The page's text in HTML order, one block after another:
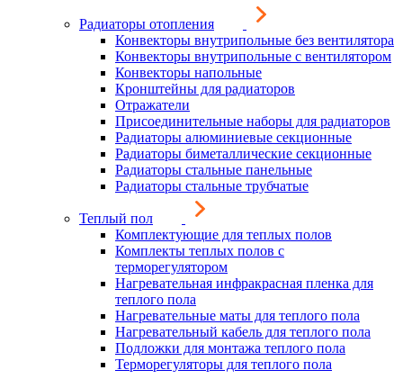
Радиаторы отопления
Конвекторы внутрипольные без вентилятора
Конвекторы внутрипольные с вентилятором
Конвекторы напольные
Кронштейны для радиаторов
Отражатели
Присоединительные наборы для радиаторов
Радиаторы алюминиевые секционные
Радиаторы биметаллические секционные
Радиаторы стальные панельные
Радиаторы стальные трубчатые
Теплый пол
Комплектующие для теплых полов
Комплекты теплых полов с
терморегулятором
Нагревательная инфракрасная пленка для
теплого пола
Нагревательные маты для теплого пола
Нагревательный кабель для теплого пола
Подложки для монтажа теплого пола
Терморегуляторы для теплого пола